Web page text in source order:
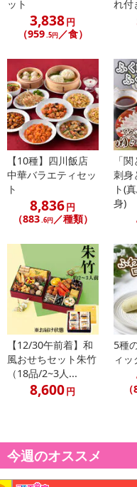
Payでお支払いの場合、決
※予約商品は決済手段ごと
さい。
【配送伝票番号について】
※配送形態がメール便の商
伝票番号がマイページに表
【配送日時の指定について】
※配送日時の指定が可能な
配送日、配送時間が異なる
カート機能をご利用の場合
発送日カレンダー
■その他共通および商品カ
さい）
ット
3,838円
（959.5円／食）
れ付
【10種】四川飯店
中華バラエティセッ
ト
8,836円
（883.6円／種類）
「
刺身
ト(
身)
【12/30午前着】和
風おせちセット朱竹
（18品/2~3人...
8,600円
5種
ィ
今週のオススメ